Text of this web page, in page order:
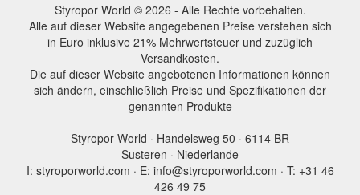
Styropor World © 2026 - Alle Rechte vorbehalten.
Alle auf dieser Website angegebenen Preise verstehen sich
in Euro inklusive 21% Mehrwertsteuer und zuzüglich
Versandkosten.
Die auf dieser Website angebotenen Informationen können
sich ändern, einschließlich Preise und Spezifikationen der
genannten Produkte
Styropor World · Handelsweg 50 · 6114 BR
Susteren · Niederlande
I: styroporworld.com · E: info@styroporworld.com · T: +31 46
426 49 75